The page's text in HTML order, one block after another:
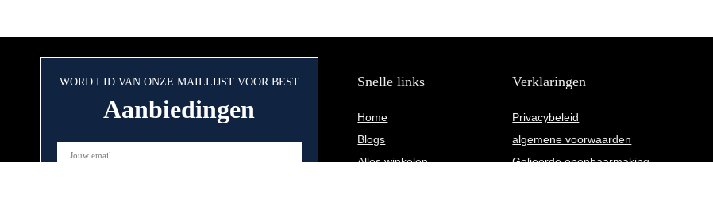
WORD LID VAN ONZE MAILLIJST VOOR BEST
Aanbiedingen
Snelle links
Home
Blogs
Alles winkelen
Verklaringen
Privacybeleid
algemene voorwaarden
Gelieerde openbaarmaking